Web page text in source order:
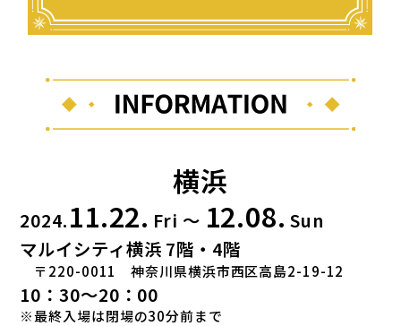
INFORMATION
横浜
2024.11.22. Fri ～ 12.08. Sun
マルイシティ横浜 7階・4階
〒220-0011 神奈川県横浜市西区高島2-19-12
10：30～20：00
※最終入場は閉場の30分前まで